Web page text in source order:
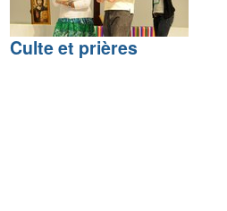
Culte et prières